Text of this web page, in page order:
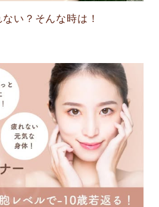
い？そんな時は！